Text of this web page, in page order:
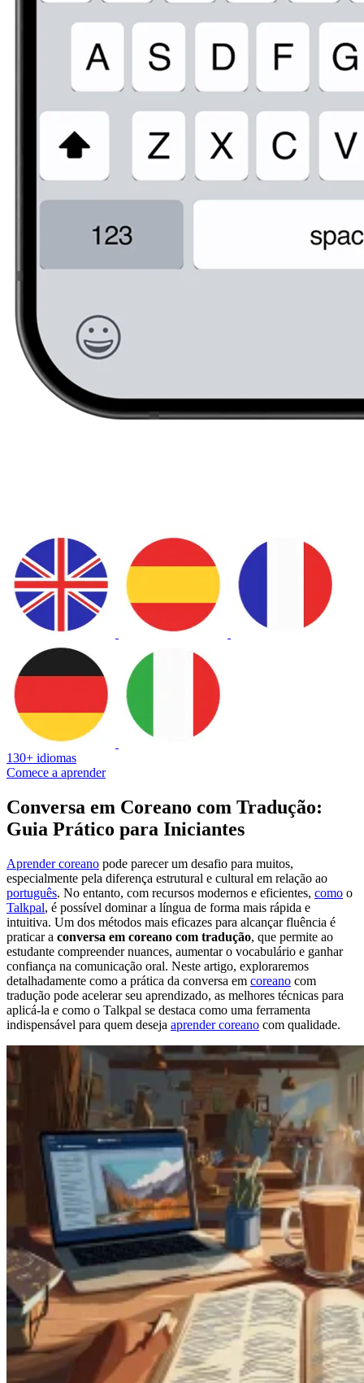
130+ idiomas
Comece a aprender
Conversa em Coreano com Tradução:
Guia Prático para Iniciantes
Aprender coreano pode parecer um desafio para muitos,
especialmente pela diferença estrutural e cultural em relação ao
português. No entanto, com recursos modernos e eficientes, como o
Talkpal, é possível dominar a língua de forma mais rápida e
intuitiva. Um dos métodos mais eficazes para alcançar fluência é
praticar a conversa em coreano com tradução, que permite ao
estudante compreender nuances, aumentar o vocabulário e ganhar
confiança na comunicação oral. Neste artigo, exploraremos
detalhadamente como a prática da conversa em coreano com
tradução pode acelerar seu aprendizado, as melhores técnicas para
aplicá-la e como o Talkpal se destaca como uma ferramenta
indispensável para quem deseja aprender coreano com qualidade.